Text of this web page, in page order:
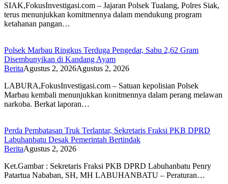
SIAK,FokusInvestigasi.com – Jajaran Polsek Tualang, Polres Siak,
terus menunjukkan komitmennya dalam mendukung program
ketahanan pangan…
Polsek Marbau Ringkus Terduga Pengedar, Sabu 2,62 Gram
Disembunyikan di Kandang Ayam
BeritaAgustus 2, 2026Agustus 2, 2026
LABURA,FokusInvestigasi.com – Satuan kepolisian Polsek
Marbau kembali menunjukkan konitmennya dalam perang melawan
narkoba. Berkat laporan…
Perda Pembatasan Truk Terlantar, Sekretaris Fraksi PKB DPRD
Labuhanbatu Desak Pemerintah Bertindak
BeritaAgustus 2, 2026
Ket.Gambar : Sekretaris Fraksi PKB DPRD Labuhanbatu Penry
Patartua Nababan, SH, MH LABUHANBATU – Peraturan…